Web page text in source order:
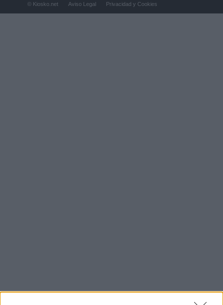
© Kiosko.net Aviso Legal Privacidad y Cookies